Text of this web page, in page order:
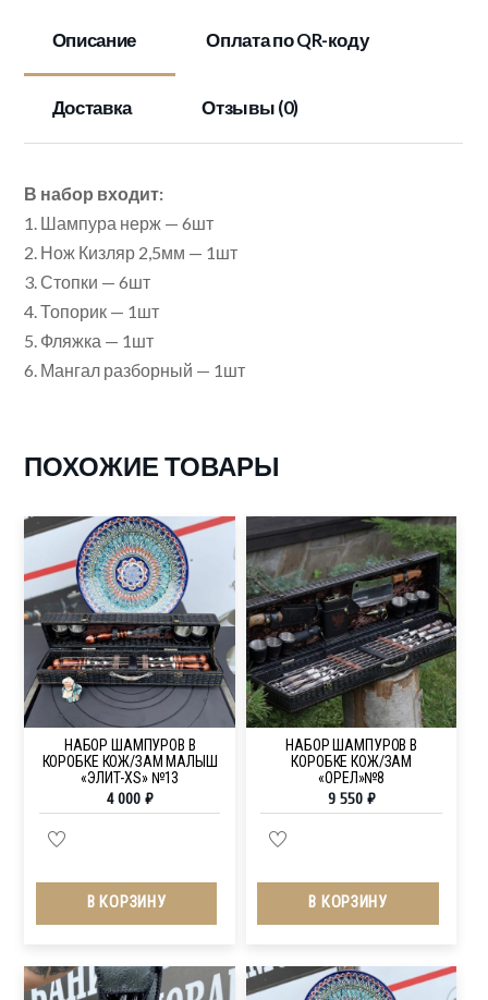
большой
Описание Оплата по QR-коду
Доставка Отзывы (0)
В набор входит:
1. Шампура нерж — 6шт
2. Нож Кизляр 2,5мм — 1шт
3. Стопки — 6шт
4. Топорик — 1шт
5. Фляжка — 1шт
6. Мангал разборный — 1шт
ПОХОЖИЕ ТОВАРЫ
НАБОР ШАМПУРОВ В
КОРОБКЕ КОЖ/ЗАМ МАЛЫШ
«ЭЛИТ-XS» №13
4 000 ₽
В КОРЗИНУ
НАБОР ШАМПУРОВ В
КОРОБКЕ КОЖ/ЗАМ
«ОРЕЛ»№8
9 550 ₽
В КОРЗИНУ